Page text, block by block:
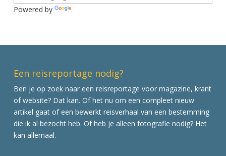
Powered by
Een reisreportage nodig?
Ben je op zoek naar een reisreportage voor magazine, krant
of website? Dat kan. Of het nu om een compleet nieuw
artikel gaat of een bewerkt reisverhaal van een bestemming
die ik al bezocht heb. Of heb je alleen fotografie nodig? Het
kan allemaal.